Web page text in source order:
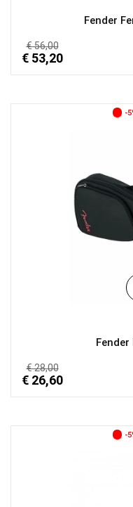
Fender
€ 56,00
€ 53,20
-
Fender
€ 28,00
€ 26,60
-